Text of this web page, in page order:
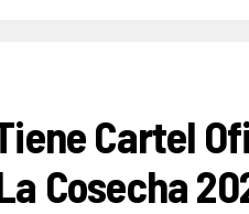
Cartel
Cosecha